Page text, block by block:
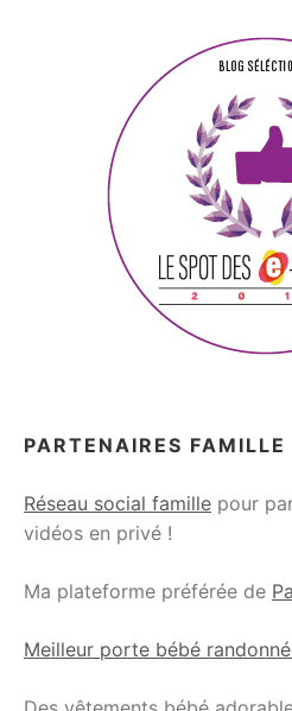
PARTENAIRES FAMILLE
Réseau social famille pour
vidéos en privé !
Ma plateforme préférée de
Meilleur porte bébé